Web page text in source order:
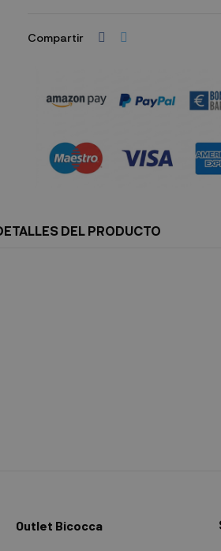
Compartir
DEL PRODUCTO
Outlet Bicocca